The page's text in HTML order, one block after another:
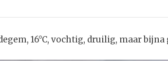
16°C, vochtig, druilig, maar bijna